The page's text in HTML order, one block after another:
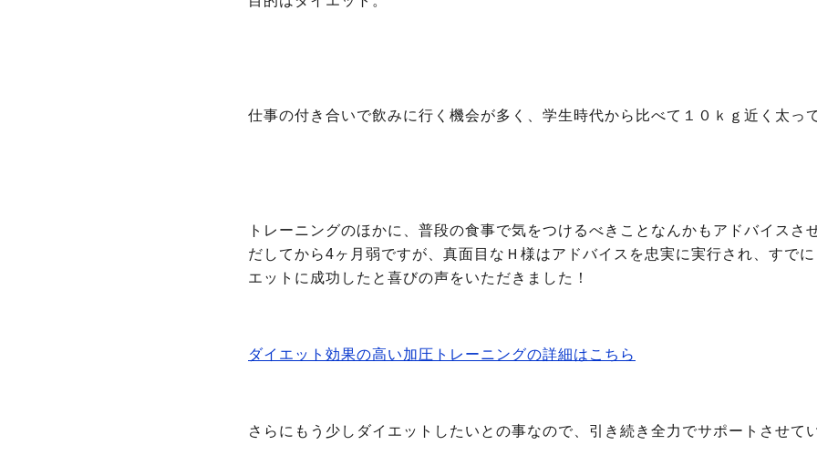
仕事の付き合いで飲みに行く機会が多く、学生時代から比べて１０ｋｇ近く太っ
トレーニングのほかに、普段の食事で気をつけるべきことなんかもアドバイスさ
だしてから4ヶ月弱ですが、真面目なＨ様はアドバイスを忠実に実行され、すで
エットに成功したと喜びの声をいただきました！
ダイエット効果の高い加圧トレーニングの詳細はこちら
さらにもう少しダイエットしたいとの事なので、引き続き全力でサポートさせて